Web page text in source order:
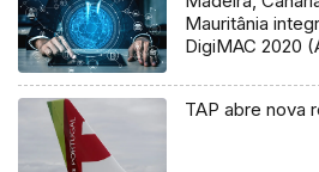
Mauritânia
DigiMAC 2020
TAP abre nova